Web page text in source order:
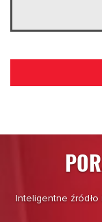
Inteligentne źródło